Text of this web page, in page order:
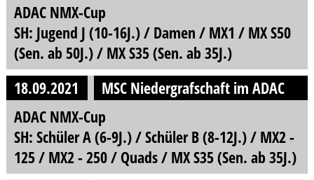
ADAC NMX-Cup
SH: Jugend J (10-16J.) / Damen / MX1 / MX S50
(Sen. ab 50J.) / MX S35 (Sen. ab 35J.)
18.09.2021
MSC Niedergrafschaft im ADAC
ADAC NMX-Cup
SH: Schüler A (6-9J.) / Schüler B (8-12J.) / MX2 -
125 / MX2 - 250 / Quads / MX S35 (Sen. ab 35J.)